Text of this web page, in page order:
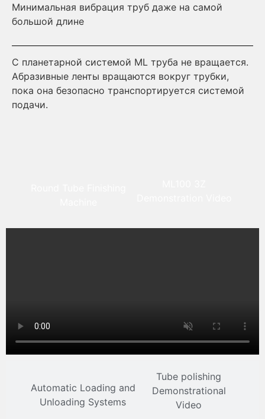
Минимальная вибрация труб даже на самой
большой длине
С планетарной системой ML труба не вращается.
Абразивные ленты вращаются вокруг трубки,
пока она безопасно транспортируется системой
подачи.
Automatic Loading and
Unloading Systems
Tube polishing
Demonstrational
Video